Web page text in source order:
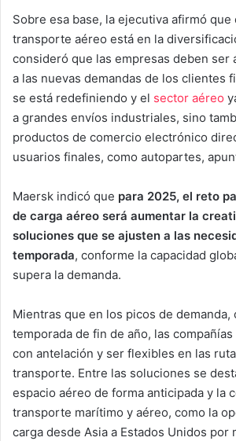
Sobre esa base, la ejecutiva afirmó
transporte aéreo está en la
consideró que las empresas deben ser
a las nuevas demandas de los clientes
se está redefiniendo y el sector aéreo
a grandes envíos industriales, sino
productos de comercio electrónico
usuarios finales, como autopartes,
Maersk indicó que para 2025, el reto
de carga aéreo será aumentar la
soluciones que se ajusten a las
temporada, conforme la capacidad
supera la demanda.
Mientras que en los picos de demanda,
temporada de fin de año, las
con antelación y ser flexibles en las
transporte. Entre las soluciones se
espacio aéreo de forma anticipada y la
transporte marítimo y aéreo, como la
carga desde Asia a Estados Unidos por